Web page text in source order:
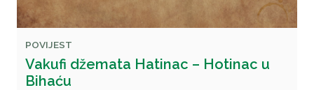
POVIJEST
Vakufi džemata Hatinac – Hotinac u
Bihaću